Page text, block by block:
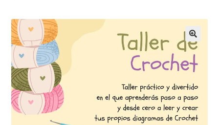
Checkout
Conoceme
Preguntas Frecuentes